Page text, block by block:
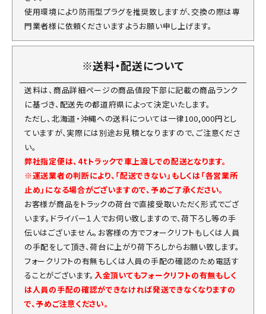
使用環境により防雨型プラグを推奨致しますが、交換の際は専
門業者様に依頼くださいますようお願い申し上げます。
※送料・配送について
送料は、商品詳細ページの商品値段下部に記載の商品ランク
に基づき、配送先の都道府県によって決定いたします。
ただし、北海道・沖縄への送料については一律100,000円とし
ていますが、実際には別途お見積となりますので、ご注意くださ
い。
弊社指定便は、4tトラックで車上渡しでの配送となります。
※運送業者の判断により、「配送できない」もしくは「各営業所
止め」になる場合がございますので、予めご了承ください。
お客様が商品をトラックの荷台で直接受取いただく形式でござ
います。ドライバー１人でお伺い致しますので、荷下ろし等の手
伝いはございません。お客様の方でフォークリフトもしくは人員
の手配をして頂き、荷台に上がり荷下ろしからお願い致します。
フォークリフトの有無もしくは人員の手配の確認のため電話す
ることがございます。 入金頂いてもフォークリフトの有無もしく
は人員の手配の確認ができなければ発送できなくなりますの
で、予めご注意ください。